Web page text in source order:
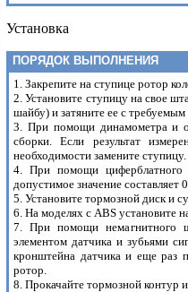
Установка
ПОРЯДОК ВЫПОЛНЕНИЯ
1. Закрепите на ступице ротор
2. Установите ступицу на свое
шайбу) и затяните ее с
3. При помощи динамометра и
сборки. Если результат
необходимости замените ступицу.
4. При помощи циферблатного
допустимое значение составляет
5. Установите тормозной диск и
6. На моделях с ABS установите
7. При помощи немагнитного
элементом датчика и зубьями
кронштейна датчика и еще раз
ротор.
8. Прокачайте тормозной контур